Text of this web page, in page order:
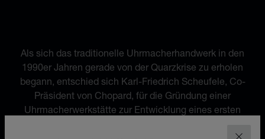
Als sich das traditionelle Uhrmacherhandwerk in den
1990er Jahren gerade von der Quarzkrise zu erholen
begann, entschied sich Karl-Friedrich Scheufele, Co-
Präsident von Chopard, für die Gründung einer
Uhrmacherwerkstätte zur Entwicklung eines ersten